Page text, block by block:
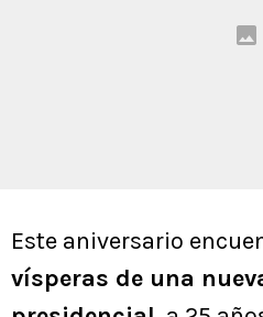
Este aniversario
vísperas de una